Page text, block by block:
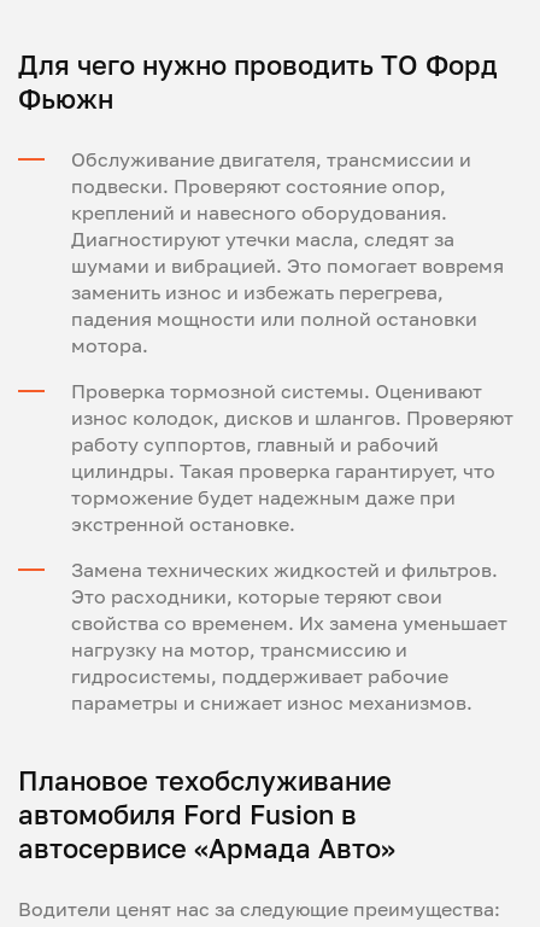
Для чего нужно проводить ТО Форд
Фьюжн
Обслуживание двигателя, трансмиссии и
подвески. Проверяют состояние опор,
креплений и навесного оборудования.
Диагностируют утечки масла, следят за
шумами и вибрацией. Это помогает вовремя
заменить износ и избежать перегрева,
падения мощности или полной остановки
мотора.
Проверка тормозной системы. Оценивают
износ колодок, дисков и шлангов. Проверяют
работу суппортов, главный и рабочий
цилиндры. Такая проверка гарантирует, что
торможение будет надежным даже при
экстренной остановке.
Замена технических жидкостей и фильтров.
Это расходники, которые теряют свои
свойства со временем. Их замена уменьшает
нагрузку на мотор, трансмиссию и
гидросистемы, поддерживает рабочие
параметры и снижает износ механизмов.
Плановое техобслуживание
автомобиля Ford Fusion в
автосервисе «Армада Авто»
Водители ценят нас за следующие преимущества: